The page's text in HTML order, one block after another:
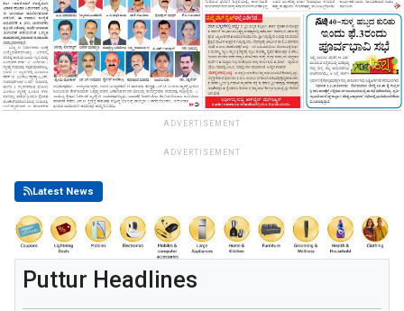
ADVERTISEMENT
ADVERTISEMENT
Latest News
Puttur Headlines